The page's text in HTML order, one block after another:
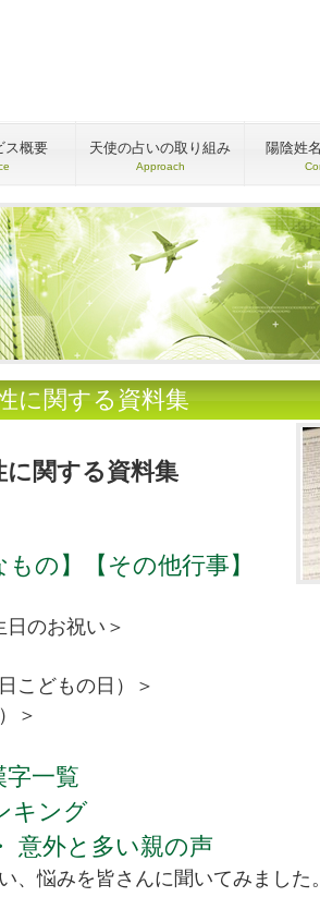
ス概要 天使の占いの取り組み
Approach
陽陰姓
に関する資料集
に関する資料集
の】【その他行事】
日のお祝い＞
こどもの日）＞
＞
字一覧
キング
意外と多い親の声
、悩みを皆さんに聞いてみました